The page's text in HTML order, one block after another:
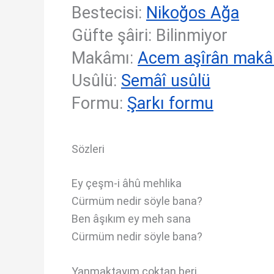
Bestecisi: Nikoğos Ağa
Güfte şâiri: Bilinmiyor
Makâmı: Acem aşîrân
Usûlü: Semâî usûlü
Formu: Şarkı formu
Sözleri
Ey çeşm-i âhû mehlika
Cürmüm nedir söyle bana?
Ben âşıkım ey meh sana
Cürmüm nedir söyle bana?
Yanmaktayım çoktan beri